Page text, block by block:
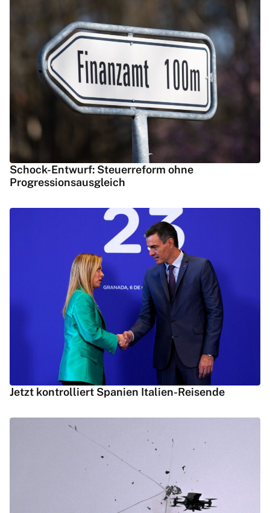
Schock-Entwurf: Steuerreform ohne
Progressionsausgleich
Jetzt kontrolliert Spanien Italien-Reisende